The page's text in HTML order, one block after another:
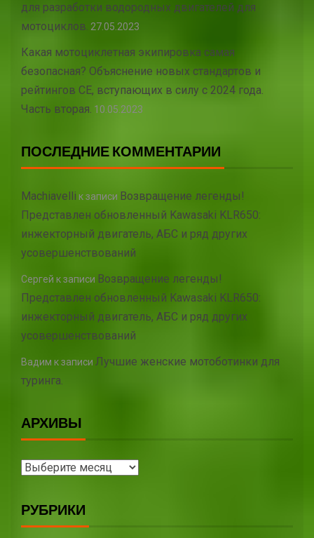
для разработки водородных двигателей для
мотоциклов. 27.05.2023
Какая мотоциклетная экипировка самая
безопасная? Объяснение новых стандартов и
рейтингов CE, вступающих в силу с 2024 года.
Часть вторая. 10.05.2023
ПОСЛЕДНИЕ КОММЕНТАРИИ
Machiavelli к записи Возвращение легенды!
Представлен обновленный Kawasaki KLR650:
инжекторный двигатель, АБС и ряд других
усовершенствований
Сергей к записи Возвращение легенды!
Представлен обновленный Kawasaki KLR650:
инжекторный двигатель, АБС и ряд других
усовершенствований
Вадим к записи Лучшие женские мотоботинки для
туринга.
АРХИВЫ
РУБРИКИ